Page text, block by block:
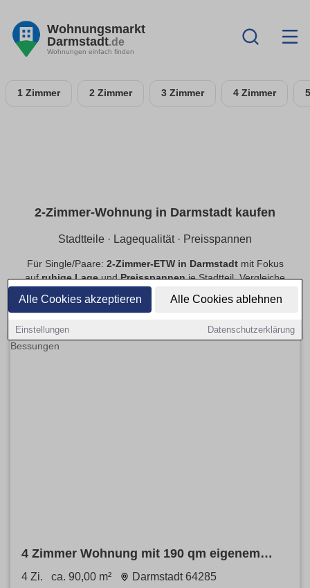
Alle Cookies akzeptieren Alle Cookies ablehnen
Einstellungen Datenschutzerklärung
Wohnungsmarkt
Darmstadt.de
Wohnungen einfach finden
1 Zimmer 2 Zimmer 3 Zimmer 4 Zimmer
2-Zimmer-Wohnung in Darmstadt kaufen
Stadtteile · Lagequalität · Preisspannen
Für Single/Paare: 2-Zimmer-ETW in Darmstadtmit Fokus
aufruhige LageundPreisspannenje Stadtteil. Vergleiche
, priorisiere
4 Zimmer Wohnung mit 190 qm eigenem
großen Garten in Bessungen
4 Zi. ca. 90,00 m² Darmstadt 64285